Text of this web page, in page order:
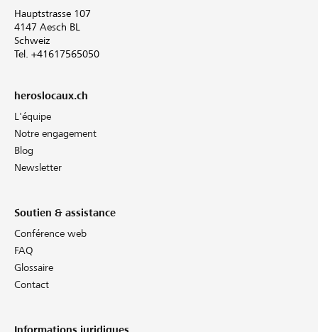
Hauptstrasse 107
4147 Aesch BL
Schweiz
Tel. +41617565050
heroslocaux.ch
L'équipe
Notre engagement
Blog
Newsletter
Soutien & assistance
Conférence web
FAQ
Glossaire
Contact
Informations juridiques